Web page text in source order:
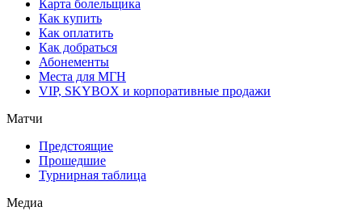
Карта болельщика
Как купить
Как оплатить
Как добраться
Абонементы
Места для МГН
VIP, SKYBOX и корпоративные продажи
Матчи
Предстоящие
Прошедшие
Турнирная таблица
Медиа